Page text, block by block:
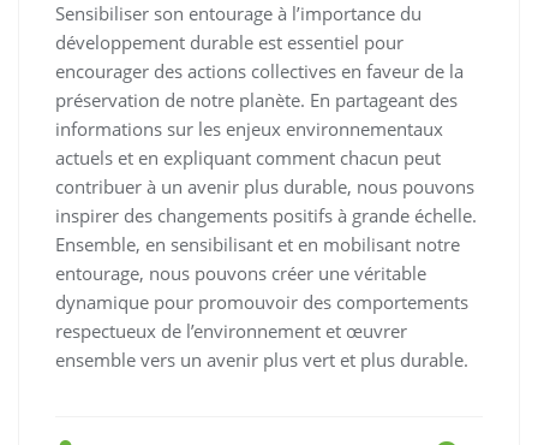
Sensibiliser son entourage à l’importance du
développement durable est essentiel pour
encourager des actions collectives en faveur de la
préservation de notre planète. En partageant des
informations sur les enjeux environnementaux
actuels et en expliquant comment chacun peut
contribuer à un avenir plus durable, nous pouvons
inspirer des changements positifs à grande échelle.
Ensemble, en sensibilisant et en mobilisant notre
entourage, nous pouvons créer une véritable
dynamique pour promouvoir des comportements
respectueux de l’environnement et œuvrer
ensemble vers un avenir plus vert et plus durable.